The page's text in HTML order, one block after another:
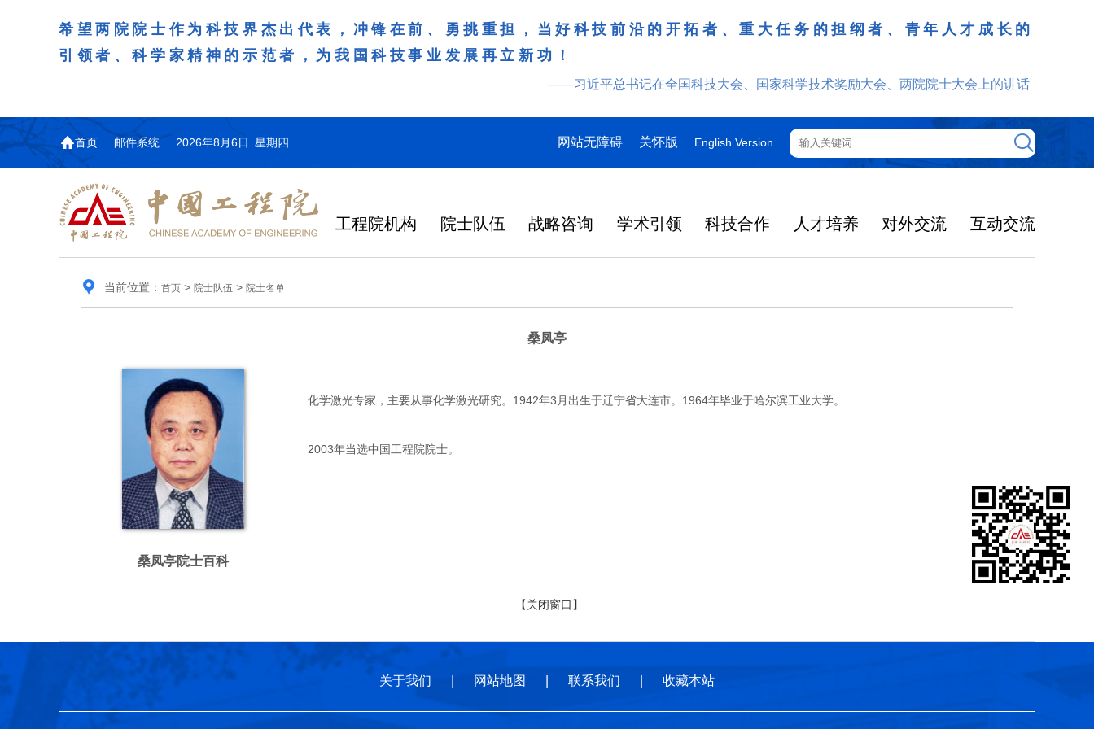
希望两院院士作为科技界杰出代表，冲锋在前、勇挑重担，当好科技前沿的开拓者、重大任务的担纲者、青年人才成长的
引领者、科学家精神的示范者，为我国科技事业发展再立新功！
——习近平总书记在全国科技大会、国家科学技术奖励大会、两院院士大会上的讲话
首页 邮件系统 2026年8月6日 星期四 网站无障碍 关怀版 English Version
工程院机构 院士队伍 战略咨询 学术引领 科技合作 人才培养 对外交流 互动交流
当前位置： 首页> 院士队伍 > 院士名单
桑凤亭
桑凤亭院士百科
化学激光专家，主要从事化学激光研究。1942年3月出生于辽宁省大连市。1964年毕业于哈尔滨工业大学。
2003年当选中国工程院院士。
【关闭窗口】
关于我们 网站地图 联系我们 收藏本站